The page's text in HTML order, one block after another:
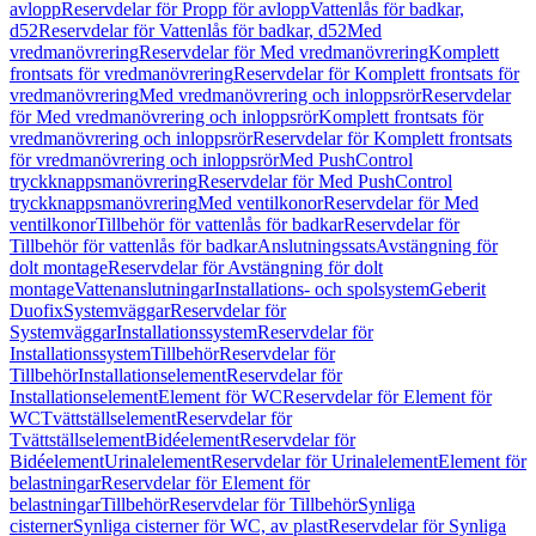
avloppReservdelar för Propp för avloppVattenlås för badkar,
d52Reservdelar för Vattenlås för badkar, d52Med
vredmanövreringReservdelar för Med vredmanövreringKomplett
frontsats för vredmanövreringReservdelar för Komplett frontsats för
vredmanövreringMed vredmanövrering och inloppsrörReservdelar
för Med vredmanövrering och inloppsrörKomplett frontsats för
vredmanövrering och inloppsrörReservdelar för Komplett frontsats
för vredmanövrering och inloppsrörMed PushControl
tryckknappsmanövreringReservdelar för Med PushControl
tryckknappsmanövreringMed ventilkonorReservdelar för Med
ventilkonorTillbehör för vattenlås för badkarReservdelar för
Tillbehör för vattenlås för badkarAnslutningssatsAvstängning för
dolt montageReservdelar för Avstängning för dolt
montageVattenanslutningarInstallations- och spolsystemGeberit
DuofixSystemväggarReservdelar för
SystemväggarInstallationssystemReservdelar för
InstallationssystemTillbehörReservdelar för
TillbehörInstallationselementReservdelar för
InstallationselementElement för WCReservdelar för Element för
WCTvättställselementReservdelar för
TvättställselementBidéelementReservdelar för
BidéelementUrinalelementReservdelar för UrinalelementElement för
belastningarReservdelar för Element för
belastningarTillbehörReservdelar för TillbehörSynliga
cisternerSynliga cisterner för WC, av plastReservdelar för Synliga